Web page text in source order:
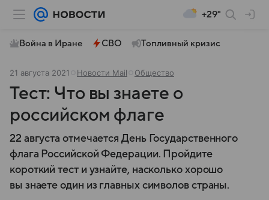
+29°
Война в Иране СВО Топливный кризис
21 августа 2021 Новости Mail Общество
Тест: Что вы знаете о
российском флаге
22 августа отмечается День Государственного
флага Российской Федерации. Пройдите
короткий тест и узнайте, насколько хорошо
вы знаете один из главных символов страны.